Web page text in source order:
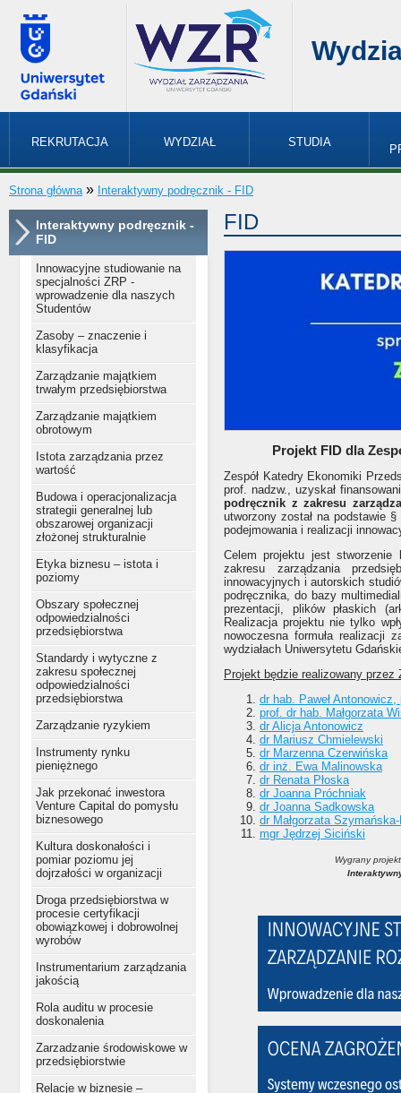
REKRUTACJA WYDZIAŁ STUDIA
Strona główna » Interaktywny podręcznik - FID
Interaktywny podręcznik -
FID
Innowacyjne studiowanie na
specjalności ZRP -
wprowadzenie dla naszych
Studentów
Zasoby – znaczenie i
klasyfikacja
Zarządzanie majątkiem
trwałym przedsiębiorstwa
Zarządzanie majątkiem
obrotowym
Istota zarządzania przez
wartość
Budowa i operacjonalizacja
strategii generalnej lub
obszarowej organizacji
złożonej strukturalnie
Etyka biznesu – istota i
poziomy
Obszary społecznej
odpowiedzialności
przedsiębiorstwa
Standardy i wytyczne z
zakresu społecznej
odpowiedzialności
przedsiębiorstwa
Zarządzanie ryzykiem
Instrumenty rynku
pieniężnego
Jak przekonać inwestora
Venture Capital do pomysłu
biznesowego
Kultura doskonałości i
pomiar poziomu jej
dojrzałości w organizacji
Droga przedsiębiorstwa w
procesie certyfikacji
obowiązkowej i dobrowolnej
wyrobów
Instrumentarium zarządzania
jakością
Rola auditu w procesie
doskonalenia
Zarzadzanie środowiskowe w
przedsiębiorstwie
Relacje w biznesie –
FID
Projekt FID dla
Zespół Katedry Ekonomiki
prof. nadzw., uzyskał
podręcznik z zakresu
utworzony został na podstawie
podejmowania i realizacji
Celem projektu jest stworzenie
zakresu zarządzania
innowacyjnych i autorskich
podręcznika, do bazy
prezentacji, plików płaskich
Realizacja projektu nie tylko
nowoczesna formuła realizacji
wydziałach Uniwersytetu
Projekt będzie realizowany
dr hab. Paweł
prof. dr hab. Małgorzata
dr Alicja Antonowicz
dr Mariusz Chmielewski
dr Marzenna Czerwińska
dr inż. Ewa Malinowska
dr Renata Płoska
dr Joanna Próchniak
dr Joanna Sadkowska
dr Małgorzata Szymańska-
mgr Jędrzej Siciński
Wygrany